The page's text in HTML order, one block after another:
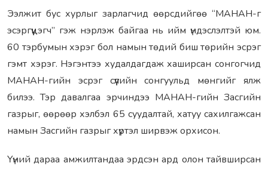
Ээлжит бус хурлыг зарлагчид өөрсдийгөө “МАНАН-г
эсэргүүцэгч” гэж нэрлэж байгаа нь ийм үндэслэлтэй юм.
60 тэрбумын хэрэг бол намын төдий биш төрийн эсрэг
гэмт хэрэг. Нэгэнтээ худалдагдаж хаширсан сонгогчид
МАНАН-гийн эсрэг сүүлийн сонгуульд мөнгийг ялж
билээ. Тэр давалгаа эрчиндээ МАНАН-гийн Засгийн
газрыг, өөрөөр хэлбэл 65 суудалтай, хатуу сахилгажсан
намын Засгийн газрыг хүртэл ширвэж орхисон.
Үүний дараа амжилтандаа эрдсэн ард олон тайвширсан